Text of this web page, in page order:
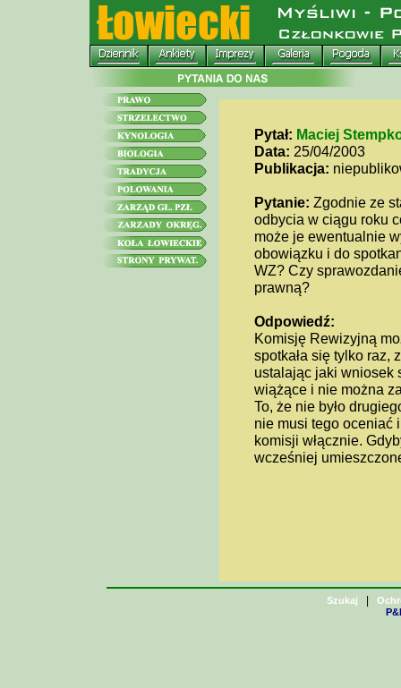
Pytał: Maciej
Data: 25/04/2003
Publikacja:
Pytanie: Zgodnie ze
odbycia w ciągu roku
może je ewentualnie
obowiązku i do
WZ? Czy
prawną?
Odpowiedź:
Komisję Rewizyjną
spotkała się tylko raz,
ustalając jaki wniosek
wiążące i nie można
To, że nie było
nie musi tego oceniać
komisji włącznie.
wcześniej
Szukaj